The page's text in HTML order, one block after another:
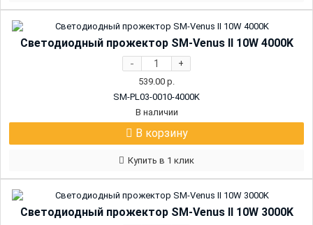
Светодиодный прожектор SM-Venus II 10W 4000K
- +
539.00 р.
SM-PL03-0010-4000K
В наличии
В корзину
Купить в 1 клик
Светодиодный прожектор SM-Venus II 10W 3000K